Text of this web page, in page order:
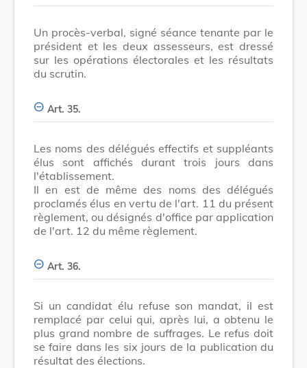
Un procès-verbal, signé séance tenante par le
président et les deux assesseurs, est dressé
sur les opérations électorales et les résultats
du scrutin.
Art. 35.
Les noms des délégués effectifs et suppléants
élus sont affichés durant trois jours dans
l'établissement.
Il en est de même des noms des délégués
proclamés élus en vertu de l'art. 11 du présent
règlement, ou désignés d'office par application
de l'art. 12 du même règlement.
Art. 36.
Si un candidat élu refuse son mandat, il est
remplacé par celui qui, après lui, a obtenu le
plus grand nombre de suffrages. Le refus doit
se faire dans les six jours de la publication du
résultat des élections.